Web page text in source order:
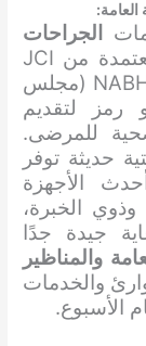
:
الجراحات
معتمدة من JCI
(اللجنة المشتركة الدولية الأمريكية) وNABH (مجلس
رمز لتقديم
للمرضى.
حديثة توفر
الأجهزة
الخبرة،
جيدة جدًا
والمناظير
والخدمات